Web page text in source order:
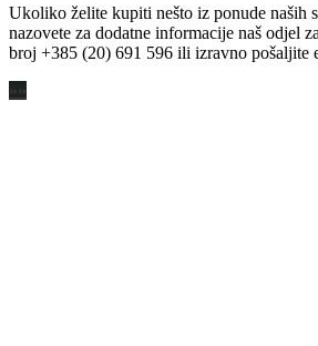
Ukoliko želite kupiti nešto iz ponude naših
nazovete za dodatne informacije naš odjel
broj +385 (20) 691 596 ili izravno pošaljite
»»